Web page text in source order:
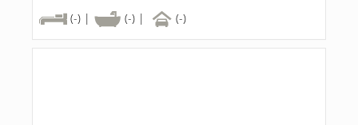
(-) |
(-) | (-)